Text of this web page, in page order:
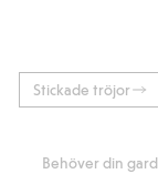
Stickade tröjor
Behöver din